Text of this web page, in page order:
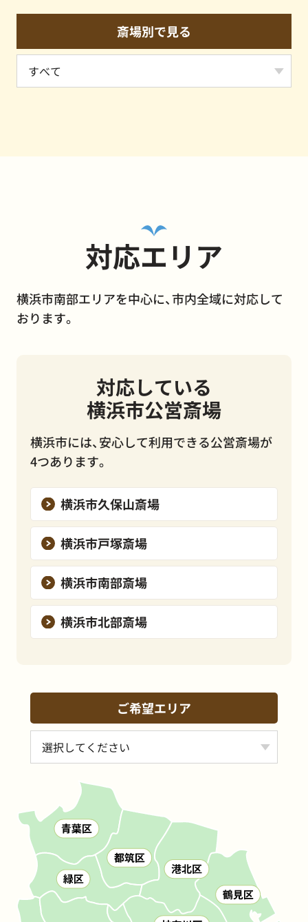
斎場別で見る
対応エリア
横浜市南部エリアを中心に、市内全域に対応して
おります。
対応している
横浜市公営斎場
横浜市には、安心して利用できる公営斎場が
4つあります。
横浜市久保山斎場
横浜市戸塚斎場
横浜市南部斎場
横浜市北部斎場
ご希望エリア